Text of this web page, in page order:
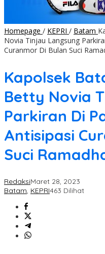
Homepage / KEPRI / Batam
Novia Tinjau Langsung
Curanmor Di Bulan Suci
Kapolsek
Betty Novia
Parkiran Di
Antisipasi
Suci
RedaksiMaret 28, 2023
Batam, KEPRI463 Dilihat